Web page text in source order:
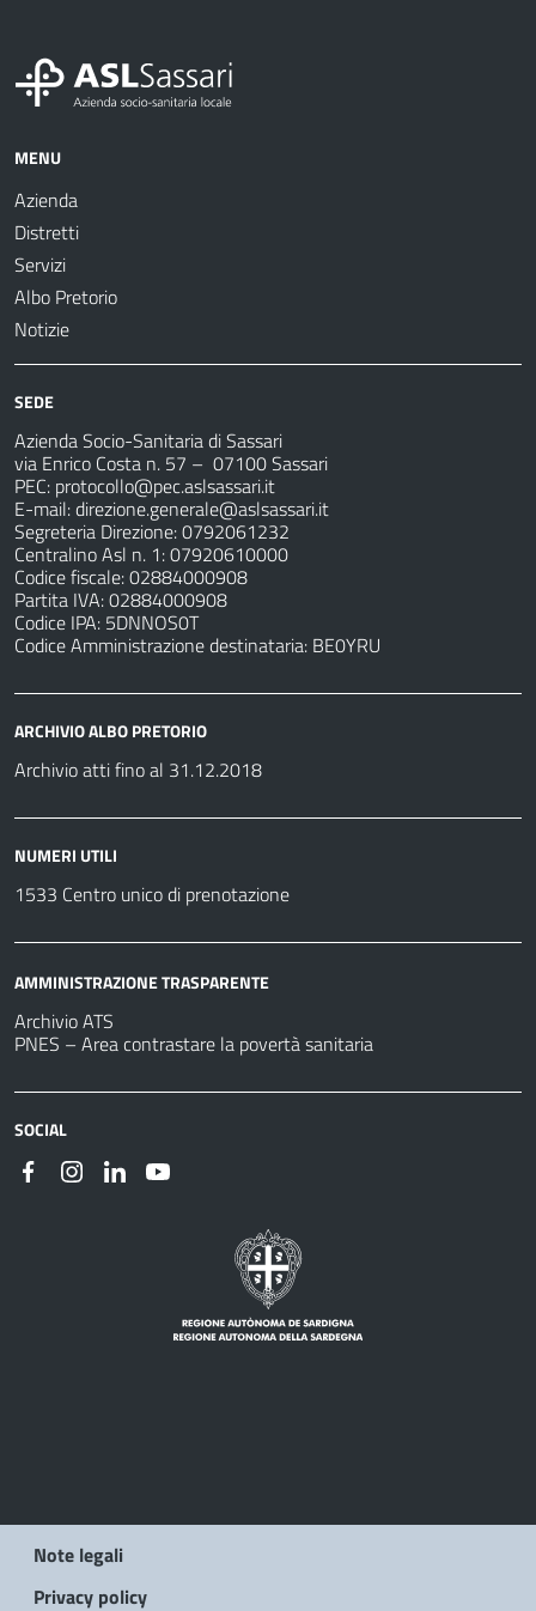
MENU
Azienda
Distretti
Servizi
Albo Pretorio
Notizie
SEDE
Azienda Socio-Sanitaria di Sassari
via Enrico Costa n. 57 – 07100 Sassari
PEC: protocollo@pec.aslsassari.it
E-mail:direzione.generale@aslsassari.it
Segreteria Direzione: 0792061232
Centralino Asl n. 1: 07920610000
Codice fiscale: 02884000908
Partita IVA: 02884000908
Codice IPA: 5DNNOS0T
Codice Amministrazione destinataria: BE0YRU
ARCHIVIO ALBO PRETORIO
Archivio atti fino al 31.12.2018
NUMERI UTILI
1533 Centro unico di prenotazione
AMMINISTRAZIONE TRASPARENTE
Archivio ATS
PNES – Area contrastare la povertà sanitaria
SOCIAL
Note legali
Privacy policy